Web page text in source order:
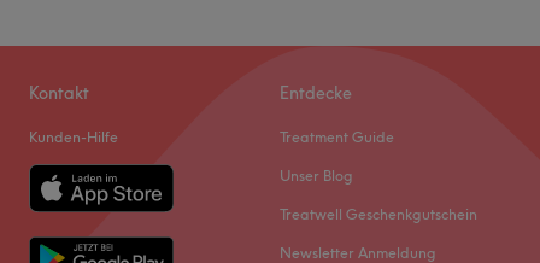
Kontakt
Kunden-Hilfe
Entdecke
Treatment Guide
Unser Blog
Treatwell Geschenkgutschein
Newsletter Anmeldung